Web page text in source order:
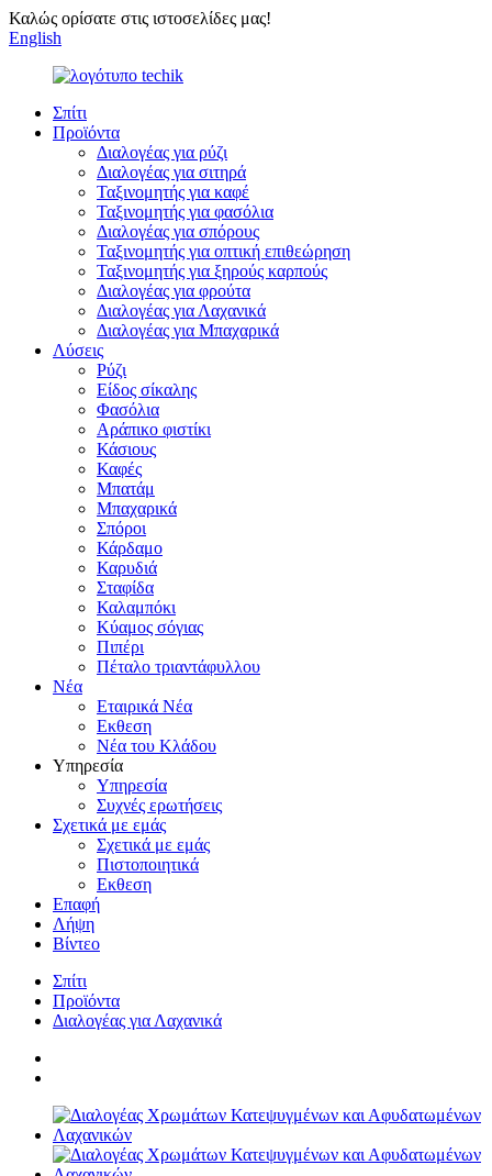
Καλώς ορίσατε στις ιστοσελίδες μας!
English
Σπίτι
Προϊόντα
Διαλογέας για ρύζι
Διαλογέας για σιτηρά
Ταξινομητής για καφέ
Ταξινομητής για φασόλια
Διαλογέας για σπόρους
Ταξινομητής για οπτική επιθεώρηση
Ταξινομητής για ξηρούς καρπούς
Διαλογέας για φρούτα
Διαλογέας για Λαχανικά
Διαλογέας για Μπαχαρικά
Λύσεις
Ρύζι
Είδος σίκαλης
Φασόλια
Αράπικο φιστίκι
Κάσιους
Καφές
Μπατάμ
Μπαχαρικά
Σπόροι
Κάρδαμο
Καρυδιά
Σταφίδα
Καλαμπόκι
Κύαμος σόγιας
Πιπέρι
Πέταλο τριαντάφυλλου
Νέα
Εταιρικά Νέα
Εκθεση
Νέα του Κλάδου
Υπηρεσία
Υπηρεσία
Συχνές ερωτήσεις
Σχετικά με εμάς
Σχετικά με εμάς
Πιστοποιητικά
Εκθεση
Επαφή
Λήψη
Βίντεο
Σπίτι
Προϊόντα
Διαλογέας για Λαχανικά